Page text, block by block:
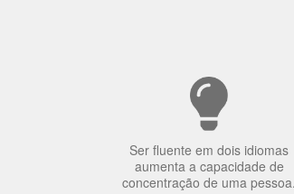
Ser fluente em dois idiomas
aumenta a capacidade de
concentração de uma pessoa.